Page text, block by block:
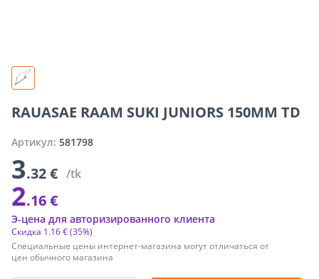
RAUASAE RAAM SUKI JUNIORS 150MM TD
Артикул: 581798
3.32 € /tk
2.16 €
Специальные цены интернет-магазина могут отличаться от
цен обычного магазина
Скидка 1.16 €(35%)
Э-цена для авторизированного клиента